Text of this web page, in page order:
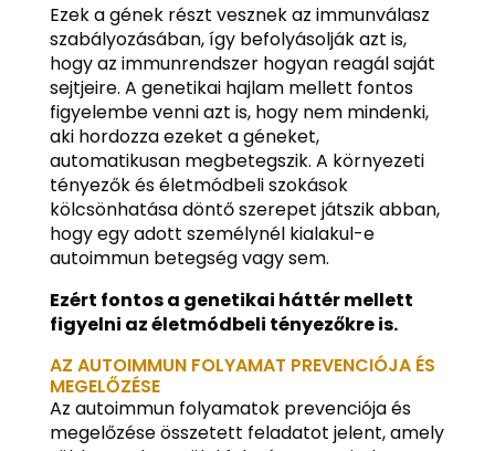
Ezek a gének részt vesznek az immunválasz
szabályozásában, így befolyásolják azt is,
hogy az immunrendszer hogyan reagál saját
sejtjeire. A genetikai hajlam mellett fontos
figyelembe venni azt is, hogy nem mindenki,
aki hordozza ezeket a géneket,
automatikusan megbetegszik. A környezeti
tényezők és életmódbeli szokások
kölcsönhatása döntő szerepet játszik abban,
hogy egy adott személynél kialakul-e
autoimmun betegség vagy sem.
Ezért fontos a genetikai háttér mellett
figyelni az életmódbeli tényezőkre is.
AZ AUTOIMMUN FOLYAMAT PREVENCIÓJA ÉS
MEGELŐZÉSE
Az autoimmun folyamatok prevenciója és
megelőzése összetett feladatot jelent, amely